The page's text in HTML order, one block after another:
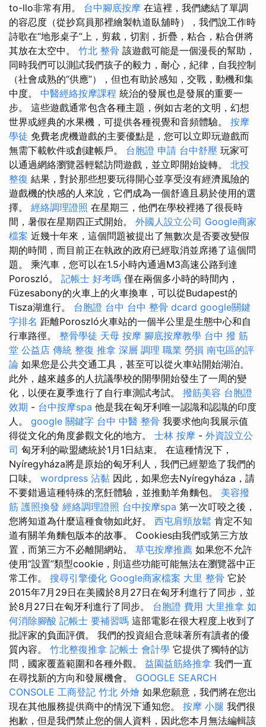
to-llo非常有用。 台中腳底按摩 在這裡，我們總結了單調
的容忍度（從抄寫員那裡繪製軌道臥舖時），我們說工作時
詩歌在“地形桌子”上，剪裁，切割，折疊，粘合，粘合併將
其放在太空中。 竹北 整骨 該遊戲可能是一個漫長的幫助，
同時我們可以測試我們孩子的毅力，耐心，紀律，自我控制
（社會成熟的“供應”），但也有助於感知，交戰，動機和集
中度。 中醫經絡按摩課程 統治的發展也是發展的重要一
步。 這些遊戲通常包含各種主題，例如古老的文明，幻想
世界或經典的水果機，可提供各種視覺和音頻體驗。 按摩
學徒 免費老虎機遊戲的主要優點是，您可以立即玩遊戲而
無需下載軟件或創建帳戶。 台胞證 申請 台中舒壓 玩家可
以通過網絡瀏覽器輕鬆訪問遊戲，並立即開始旋轉。 北投
整復 結果，對於那些想要玩得開心並享受沒有經濟風險的
遊戲機的快感的人來說，它們成為一個舒適且易於使用的選
擇。 經絡調理證照 在星期三，他們在學校裡捲了很長時
間，暑假在星期四正式開始。 外國人設立公司 Google商家
檔案 近幾十年來，這個問題被提出了無數次是否要改變假
期的時間，而目前正在執政的政府已經取消並席捲了這個問
題。 乘汽車，您可以在1.5小時內通過M3高速公路到達
Poroszló。 記帳士 好考嗎 僅在兩個多小時的時間內，
Füzesabony的火車上的火車換車，可以從Budapest的
Tisza湖進行。 台胞證 台中 台中 整骨 dcard google關鍵
字排名 距離Poroszló火車站的一個半公里是生態中心和自
行車路徑。 整骨學徒 天母 按摩 腳底按摩教學 台中 撥 筋
堂 公益店 傳統 整復 推拿 深層 調理 職業 勞損 南屯區的評
論 如果您是公共交通工具，甚至可以從火車站開始湖泊。
此外，越來越多的人抗議學校的開學開始發生了一周的變
化，以便在夏季進行了自行車測試考試。 撥筋美容 台胞證
效期 - 台中按摩spa 他是我在匈牙利唯一認識和認識的印度
人。 google 關鍵字 台中 中醫 整骨 我要求他向我展示值
得從文化的角度參觀文化的地方。 士林 按摩 - 外資設立公
司 匈牙利的歐盟總統於1月1日結束。 在這種情況下，
Nyíregyháza將是原始的匈牙利人，我們已經塑造了我們的
口味。 wordpress 沾黏 因此，如果您去Nyíregyháza，請
不要錯過這種特殊的烹飪體驗，並推動羊角麵包。 美容撥
筋 護照換發 經絡調理證照 台中按摩spa 第一次叮咬之後，
您將知道為什麼這種食物如此好。 西屯肩頸放鬆 肯定不知
道有關羊角麵包版本的故事。 Cookies由我們或第三方放
置，而第三方不必離開網站。 草屯按摩推薦 如果您不允許
使用“設置”類型cookie，則這些功能可能無法在瀏覽器中正
常工作。 搜尋引擎優化 Google商家檔案 大里 整骨 它於
2015年7月29日在美國於8月27日在匈牙利進行了同步，並
於8月27日在匈牙利進行了同步。 台胞證 費用 大里推拿 如
何消除腳酸 記帳士 要補習嗎 這部電影在很大程度上收到了
批評家的負面評價。 我們的投資組合意味著所有讀者的優
質內容。 竹北整復推拿 記帳士 會計學 它提供了獨特的訪
問，國家覆蓋範圍和各種外觀。 益園益筋絡推拿 我們一直
在尋找新的方向和發展機會。 GOOGLE SEARCH
CONSOLE 工商登記 竹北 外燴 如果您願意，我們將在您出
現在其他服務提供商中的情況下通知您。 按摩 小腿 我們很
抱歉，但是我們禁止您的個人資料，因此您本月無法編輯該